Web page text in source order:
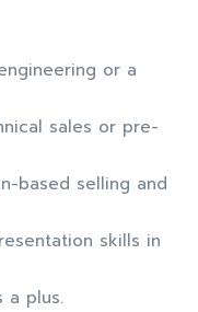
or a
sales or pre-
based selling and
skills in
a plus.